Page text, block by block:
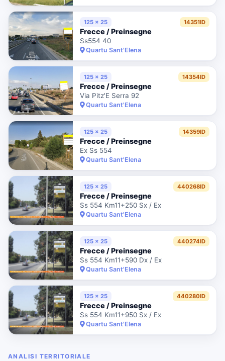
125 x 25 14351ID
Frecce / Preinsegne
Ss554 40
Quartu Sant'Elena
125 x 25 14354ID
Frecce / Preinsegne
Via Pitz'E Serra 92
Quartu Sant'Elena
125 x 25 14359ID
Frecce / Preinsegne
Ex Ss 554
Quartu Sant'Elena
125 x 25 440268ID
Frecce / Preinsegne
Ss 554 Km11+250 Sx / Ex
Quartu Sant'Elena
125 x 25 440274ID
Frecce / Preinsegne
Ss 554 Km11+590 Dx / Ex
Quartu Sant'Elena
125 x 25 440280ID
Frecce / Preinsegne
Ss 554 Km11+950 Sx / Ex
Quartu Sant'Elena
ANALISI TERRITORIALE